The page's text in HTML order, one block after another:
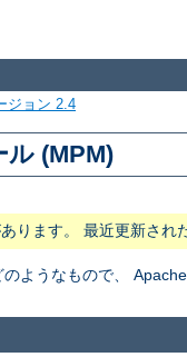
ジョン 2.4
(MPM)
ります。 最近更新され
ようなもので、